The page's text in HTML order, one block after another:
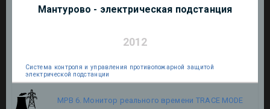
Мантурово - электрическая подстанция
2012
Система контроля и управления противопожарной защитой
электрической подстанции
МРВ 6. Монитор реального времени TRACE MODE